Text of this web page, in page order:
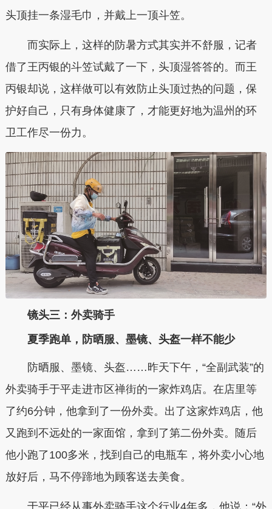
头顶挂一条湿毛巾，并戴上一顶斗笠。
而实际上，这样的防暑方式其实并不舒服，记者
借了王丙银的斗笠试戴了一下，头顶湿答答的。而王
丙银却说，这样做可以有效防止头顶过热的问题，保
护好自己，只有身体健康了，才能更好地为温州的环
卫工作尽一份力。
镜头三：外卖骑手
夏季跑单，防晒服、墨镜、头盔一样不能少
防晒服、墨镜、头盔……昨天下午，“全副武装”的
外卖骑手于平走进市区禅街的一家炸鸡店。在店里等
了约6分钟，他拿到了一份外卖。出了这家炸鸡店，他
又跑到不远处的一家面馆，拿到了第二份外卖。随后
他小跑了100多米，找到自己的电瓶车，将外卖小心地
放好后，马不停蹄地为顾客送去美食。